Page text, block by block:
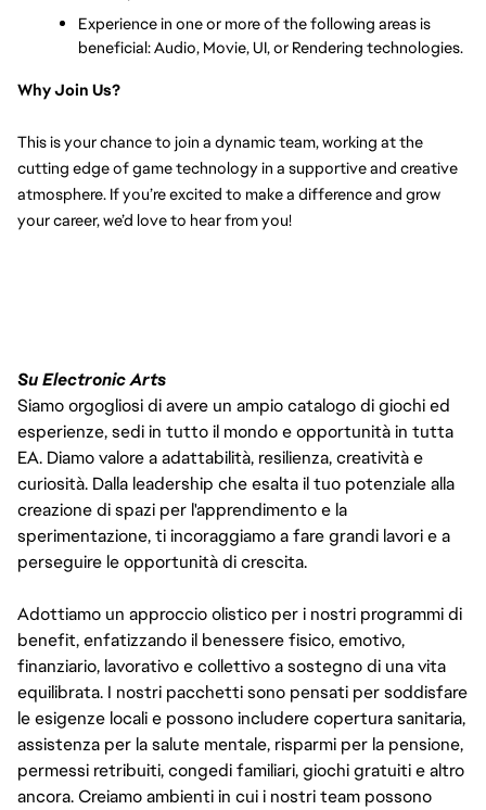
Experience in one or more of the following areas is
beneficial: Audio, Movie, UI, or Rendering technologies.
Why Join Us?
This is your chance to join a dynamic team, working at the
cutting edge of game technology in a supportive and creative
atmosphere. If you’re excited to make a difference and grow
your career, we’d love to hear from you!
Su Electronic Arts
Siamo orgogliosi di avere un ampio catalogo di giochi ed
esperienze, sedi in tutto il mondo e opportunità in tutta
EA. Diamo valore a adattabilità, resilienza, creatività e
curiosità. Dalla leadership che esalta il tuo potenziale alla
creazione di spazi per l'apprendimento e la
sperimentazione, ti incoraggiamo a fare grandi lavori e a
perseguire le opportunità di crescita.
Adottiamo un approccio olistico per i nostri programmi di
benefit, enfatizzando il benessere fisico, emotivo,
finanziario, lavorativo e collettivo a sostegno di una vita
equilibrata. I nostri pacchetti sono pensati per soddisfare
le esigenze locali e possono includere copertura sanitaria,
assistenza per la salute mentale, risparmi per la pensione,
permessi retribuiti, congedi familiari, giochi gratuiti e altro
ancora. Creiamo ambienti in cui i nostri team possono